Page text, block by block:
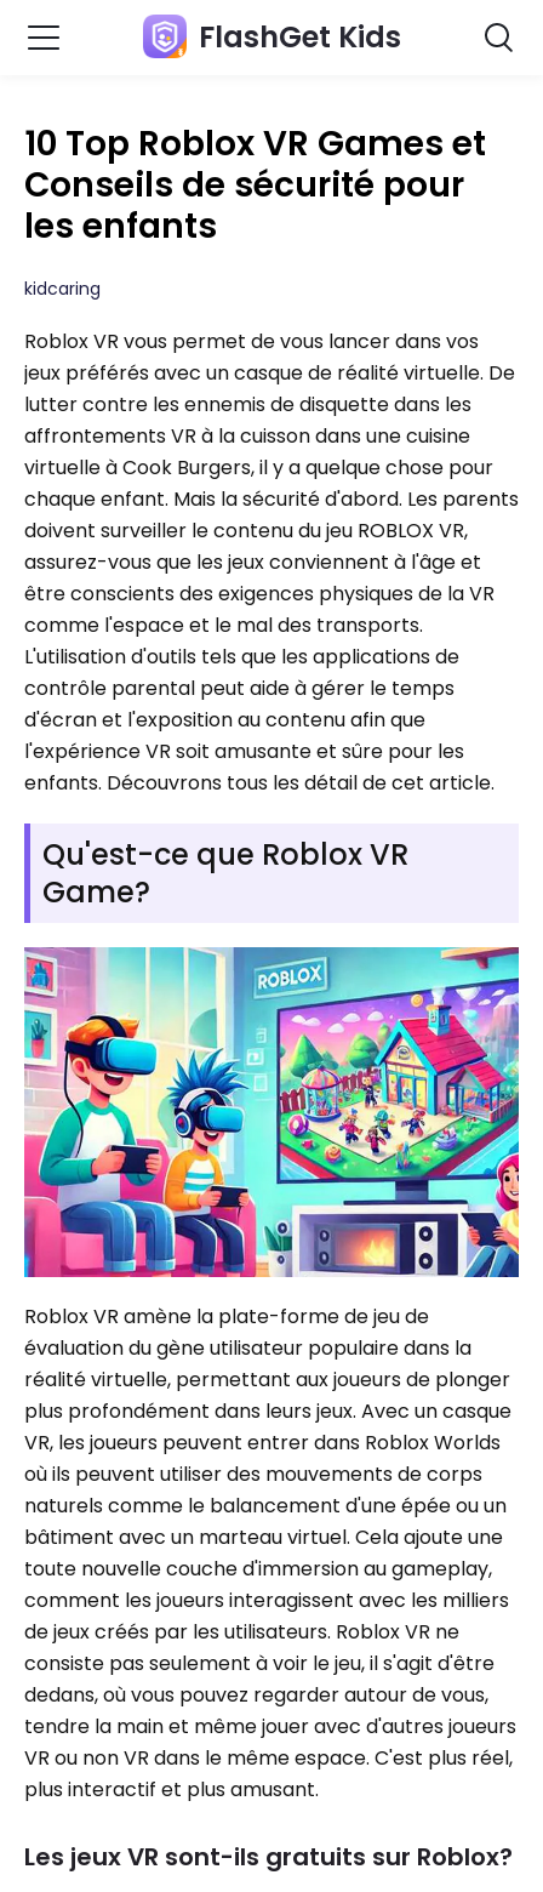
FlashGet Kids
10 Top Roblox VR Games et
Conseils de sécurité pour
les enfants
kidcaring
Roblox VR vous permet de vous lancer dans vos
jeux préférés avec un casque de réalité virtuelle. De
lutter contre les ennemis de disquette dans les
affrontements VR à la cuisson dans une cuisine
virtuelle à Cook Burgers, il y a quelque chose pour
chaque enfant. Mais la sécurité d'abord. Les parents
doivent surveiller le contenu du jeu ROBLOX VR,
assurez-vous que les jeux conviennent à l'âge et
être conscients des exigences physiques de la VR
comme l'espace et le mal des transports.
L'utilisation d'outils tels que les applications de
contrôle parental peut aide à gérer le temps
d'écran et l'exposition au contenu afin que
l'expérience VR soit amusante et sûre pour les
enfants. Découvrons tous les détail de cet article.
Qu'est-ce que Roblox VR
Game?
Roblox VR amène la plate-forme de jeu de
évaluation du gène utilisateur populaire dans la
réalité virtuelle, permettant aux joueurs de plonger
plus profondément dans leurs jeux. Avec un casque
VR, les joueurs peuvent entrer dans Roblox Worlds
où ils peuvent utiliser des mouvements de corps
naturels comme le balancement d'une épée ou un
bâtiment avec un marteau virtuel. Cela ajoute une
toute nouvelle couche d'immersion au gameplay,
comment les joueurs interagissent avec les milliers
de jeux créés par les utilisateurs. Roblox VR ne
consiste pas seulement à voir le jeu, il s'agit d'être
dedans, où vous pouvez regarder autour de vous,
tendre la main et même jouer avec d'autres joueurs
VR ou non VR dans le même espace. C'est plus réel,
plus interactif et plus amusant.
Les jeux VR sont-ils gratuits sur Roblox?